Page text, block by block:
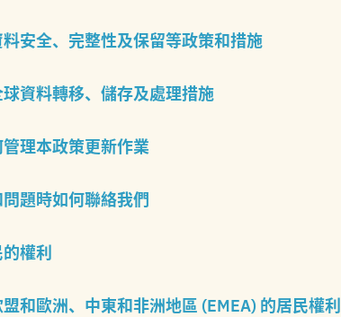
安全、完整性及保留等政策和措施
資料轉移、儲存及處理措施
理本政策更新作業
題時如何聯絡我們
權利
和歐洲、中東和非洲地區 (EMEA) 的居民權利